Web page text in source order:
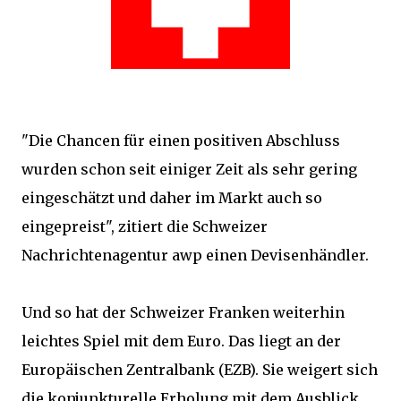
"Die Chancen für einen positiven Abschluss
wurden schon seit einiger Zeit als sehr gering
eingeschätzt und daher im Markt auch so
eingepreist", zitiert die Schweizer
Nachrichtenagentur awp einen Devisenhändler.
Und so hat der Schweizer Franken weiterhin
leichtes Spiel mit dem Euro. Das liegt an der
Europäischen Zentralbank (EZB). Sie weigert sich